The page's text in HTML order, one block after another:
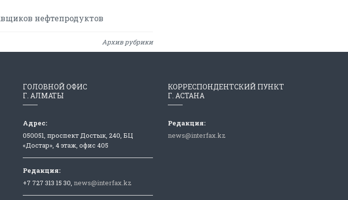
нефтепродуктов
Архив рубрики
ГОЛОВНОЙ ОФИС
Г. АЛМАТЫ
Адрес:
050051, проспект Достык, 240, БЦ
«Достар», 4 этаж, офис 405
Редакция:
+7 727 313 15 30, news@interfax.kz
КОРРЕСПОНДЕНТСКИЙ ПУНКТ
Г. АСТАНА
Редакция:
news@interfax.kz